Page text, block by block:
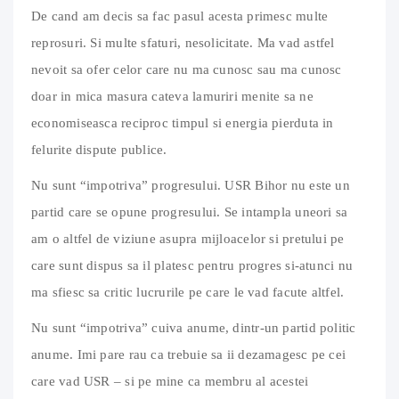
De cand am decis sa fac pasul acesta primesc multe
reprosuri. Si multe sfaturi, nesolicitate. Ma vad astfel
nevoit sa ofer celor care nu ma cunosc sau ma cunosc
doar in mica masura cateva lamuriri menite sa ne
economiseasca reciproc timpul si energia pierduta in
felurite dispute publice.
Nu sunt “impotriva” progresului. USR Bihor nu este un
partid care se opune progresului. Se intampla uneori sa
am o altfel de viziune asupra mijloacelor si pretului pe
care sunt dispus sa il platesc pentru progres si-atunci nu
ma sfiesc sa critic lucrurile pe care le vad facute altfel.
Nu sunt “impotriva” cuiva anume, dintr-un partid politic
anume. Imi pare rau ca trebuie sa ii dezamagesc pe cei
care vad USR – si pe mine ca membru al acestei